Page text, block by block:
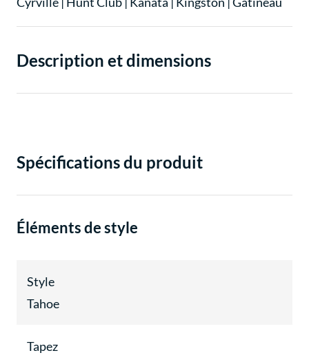
Description et dimensions
Spécifications du produit
Éléments de style
Style
Tahoe
Tapez